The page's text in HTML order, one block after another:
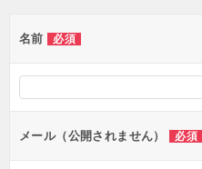
ー
シ
ョ
ン
名前 必須
メール（公開されません） 必須